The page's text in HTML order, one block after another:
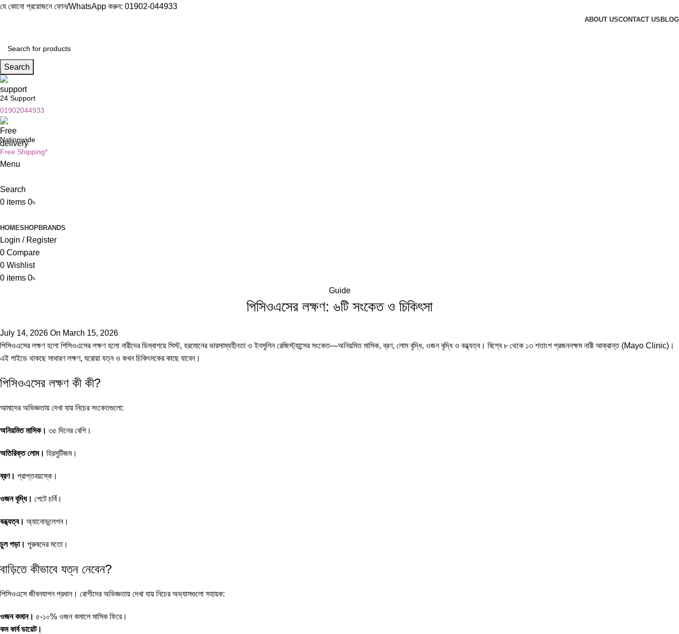
যে কোনো প্রয়োজনে ফোন/WhatsApp করুন: 01902-044933
ABOUT USCONTACT US BLOG
Search
24 Support
01902044933
Nationwide
Free Shipping*
Menu
Search
0 items 0৳
HOMESHOPBRANDS
Login / Register
0 Compare
0 Wishlist
0 items 0৳
Guide
পিসিওএসের লক্ষণ: ৬টি সংকেত ও চিকিৎসা
July 14, 2026 On March 15, 2026
পিসিওএসের লক্ষণ হলো পিসিওএসের লক্ষণ হলো নারীদের ডিম্বাশয়ে সিস্ট, হরমোনের ভারসাম্যহীনতা ও ইনসুলিন রেজিস্ট্যান্সের সংকেত—অনিয়মিত মাসিক, ব্রণ, লোম বৃদ্ধি, ওজন বৃদ্ধি ও বন্ধ্যত্ব। বিশ্বে ৮ থেকে ১৩ শতাংশ প্রজননক্ষম নারী আক্রান্ত (Mayo Clinic)।
এই গাইডে থাকছে সাধারণ লক্ষণ, ঘরোয়া যত্ন ও কখন চিকিৎসকের কাছে যাবেন।
পিসিওএসের লক্ষণ কী কী?
আমাদের অভিজ্ঞতায় দেখা যায় নিচের সংকেতগুলো:
অনিয়মিত মাসিক। ৩৫ দিনের বেশি।
অতিরিক্ত লোম। হিরসুটিজম।
ব্রণ। প্রাপ্তবয়স্কে।
ওজন বৃদ্ধি। পেটে চর্বি।
বন্ধ্যত্ব। অ্যানোভুলেশন।
চুল পড়া। পুরুষদের মতো।
বাড়িতে কীভাবে যত্ন নেবেন?
পিসিওএসে জীবনযাপন প্রধান। রোগীদের অভিজ্ঞতায় দেখা যায় নিচের অভ্যাসগুলো সহায়ক:
ওজন কমান। ৫-১০% ওজন কমালে মাসিক ফিরে।
কম কার্ব ডায়েট।